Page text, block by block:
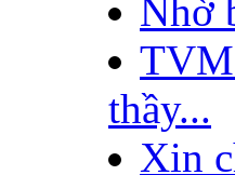
Nhờ
TVM
thầy...
Xin